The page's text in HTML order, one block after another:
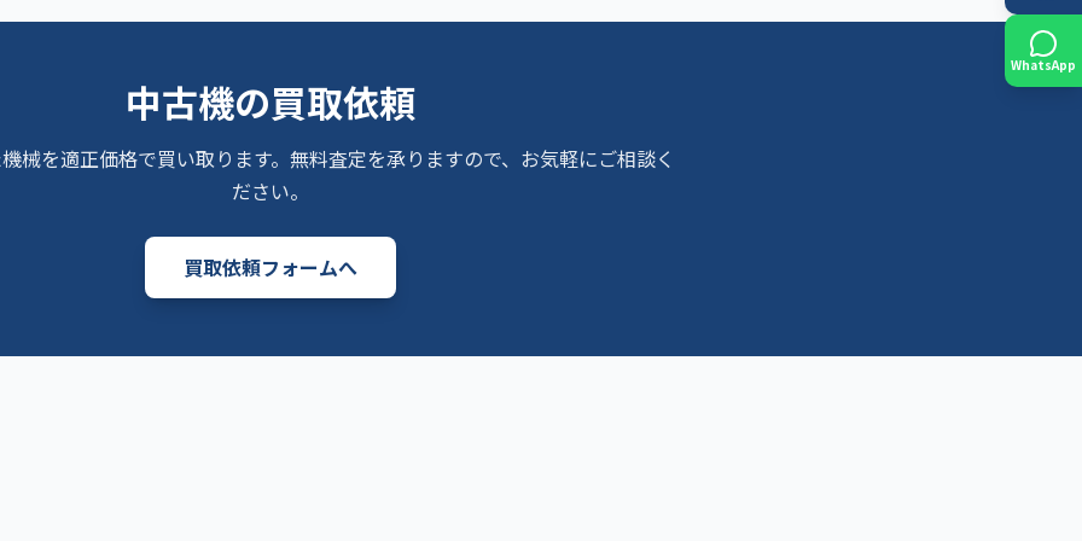
中古機の買取依頼
械を適正価格で買い取ります。無料査定を承りますので、お気軽にご相談く
ださい。
買取依頼フォームへ
WhatsApp